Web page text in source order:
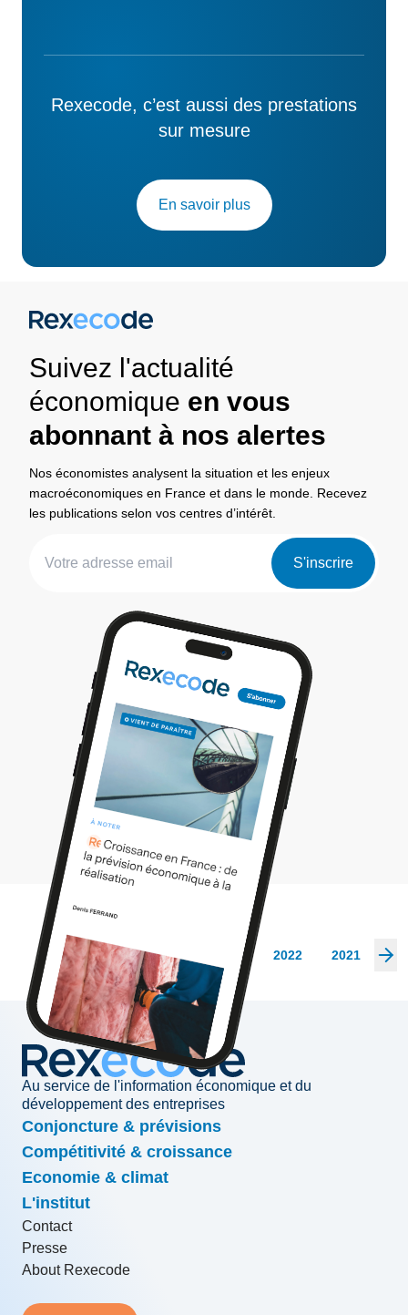
Rexecode, c’est aussi des prestations
sur mesure
En savoir plus
Suivez l'actualité
économique en vous
abonnant à nos alertes
Nos économistes analysent la situation et les enjeux
macroéconomiques en France et dans le monde. Recevez
les publications selon vos centres d’intérêt.
S'inscrire
Les archives
2026 2025 2024 2023 2022 2021
Au service de l'information économique et du
développement des entreprises
Conjoncture & prévisions
Compétitivité & croissance
Economie & climat
L'institut
Contact
Presse
About Rexecode